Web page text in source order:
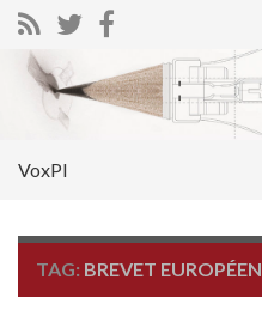
Search for:
VoxPI
TAG: BREVET EUROPÉEN